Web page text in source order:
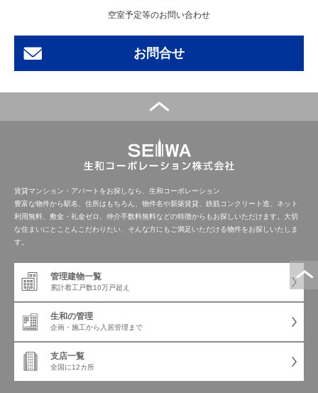
空室予定等のお問い合わせ
お問合せ
賃貸マンション・アパートをお探しなら、生和コーポレーション
豊富な物件から駅名、住所はもちろん、物件名や新築賃貸、鉄筋コンクリート造、ネット
利用無料、敷金・礼金ゼロ、仲介手数料無料などの特徴からもお探しいただけます。大切
な住まいにとことんこだわりたい、そんな方にもご満足いただける物件をお探しいたしま
す。
管理建物一覧
累計着工戸数10万戸超え
生和の管理
企画・施工から 入居管理まで
支店一覧
全国に12カ所